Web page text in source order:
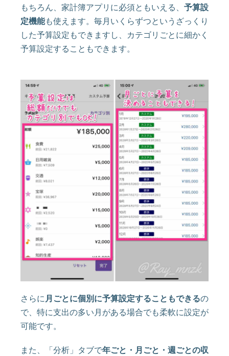
もちろん、家計簿アプリに必須ともいえる、 予算設
定機能も使えます。毎月いくらずつというざっくり
した予算設定もできますし、カテゴリごとに細かく
予算設定することもできます。
さらに 月ごとに個別に予算設定することもできるの
で、特に支出の多い月がある場合でも柔軟に設定が
可能です。
また、「分析」タブで年ごと・月ごと・週ごとの収